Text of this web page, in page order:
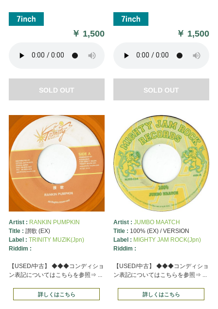
￥ 1,500
SOLD OUT
￥ 1,500
SOLD OUT
Artist : RANKIN PUMPKIN
Title : 讃歌 (EX)
Label : TRINITY MUZIK(Jpn)
Riddim :
【USED/中古】 ◆◆◆コンディショ
ン表記についてはこちらを参照⇒ ...
詳しくはこちら
Artist : JUMBO MAATCH
Title : 100% (EX) / VERSION
Label : MIGHTY JAM ROCK(Jpn)
Riddim :
【USED/中古】 ◆◆◆コンディショ
ン表記についてはこちらを参照⇒ ...
詳しくはこちら